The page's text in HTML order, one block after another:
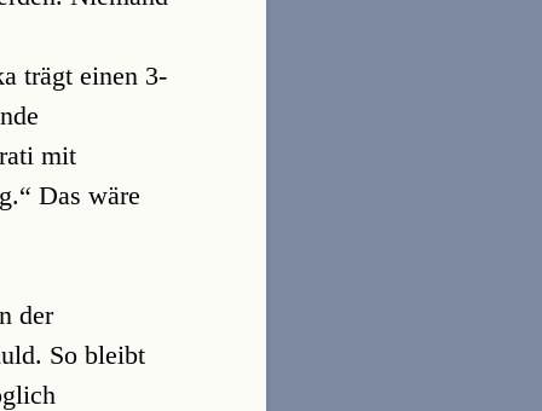
trägt einen 3-
mit
Das wäre
der
So bleibt